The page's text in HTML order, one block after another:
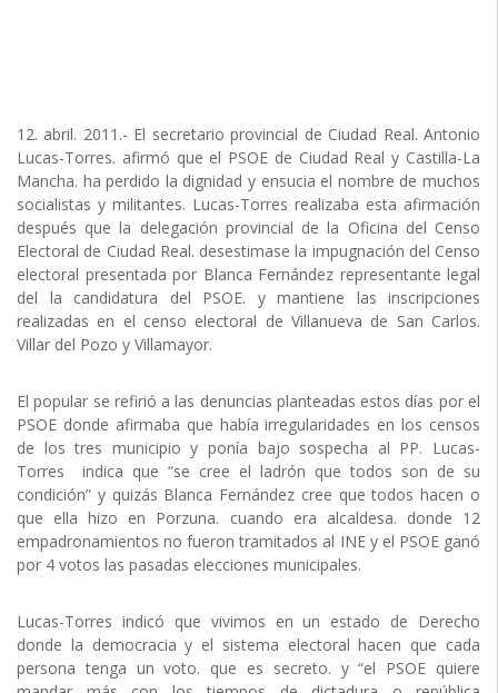
12. abril. 2011.- El secretario provincial de Ciudad Real. Antonio
Lucas-Torres. afirmó que el PSOE de Ciudad Real y Castilla-La
Mancha. ha perdido la dignidad y ensucia el nombre de muchos
socialistas y militantes. Lucas-Torres realizaba esta afirmación
después que la delegación provincial de la Oficina del Censo
Electoral de Ciudad Real. desestimase la impugnación del Censo
electoral presentada por Blanca Fernández representante legal
del la candidatura del PSOE. y mantiene las inscripciones
realizadas en el censo electoral de Villanueva de San Carlos.
Villar del Pozo y Villamayor.
El popular se refirió a las denuncias planteadas estos días por el
PSOE donde afirmaba que había irregularidades en los censos
de los tres municipio y ponía bajo sospecha al PP. Lucas-
Torres indica que “se cree el ladrón que todos son de su
condición” y quizás Blanca Fernández cree que todos hacen o
que ella hizo en Porzuna. cuando era alcaldesa. donde 12
empadronamientos no fueron tramitados al INE y el PSOE ganó
por 4 votos las pasadas elecciones municipales.
Lucas-Torres indicó que vivimos en un estado de Derecho
donde la democracia y el sistema electoral hacen que cada
persona tenga un voto. que es secreto. y “el PSOE quiere